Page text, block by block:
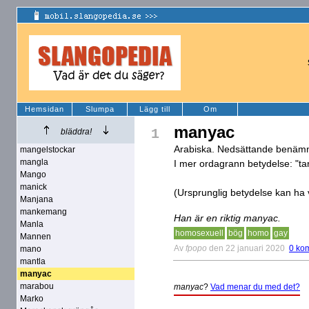
Hemsidan Slumpa Lägg till Om
bläddra!
mangelstockar
mangla
Mango
manick
Manjana
mankemang
Manla
Mannen
mano
mantla
manyac
marabou
Marko
1 manyac
Arabiska. Nedsättande
I mer ordagrann betydelse:
(Ursprunglig betydelse kan
Han är en riktig manyac.
homosexuell bög homo gay
Av fpopo den 22 januari 2020 0
manyac? Vad menar du med det?